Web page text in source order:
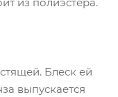
Блеск ей
выпускается